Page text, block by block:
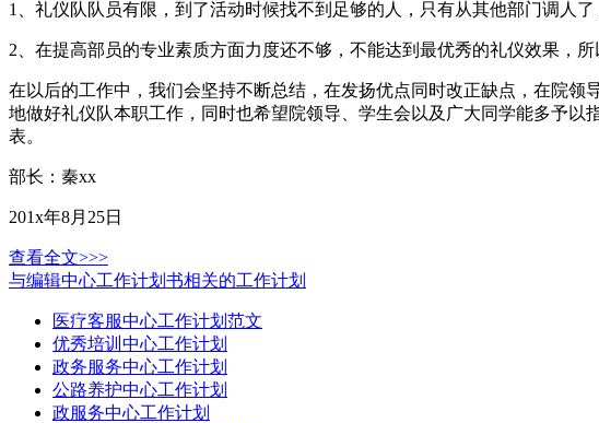
1、礼仪队队员有限，到了活动时候找不到足够的人，只有从其他部门调人
2、在提高部员的专业素质方面力度还不够，不能达到最优秀的礼仪效果，
在以后的工作中，我们会坚持不断总结，在发扬优点同时改正缺点，在院
地做好礼仪队本职工作，同时也希望院领导、学生会以及广大同学能多予
表。
部长：秦xx
201x年8月25日
查看全文>>>
与编辑中心工作计划书相关的工作计划
医疗客服中心工作计划范文
优秀培训中心工作计划
政务服务中心工作计划
公路养护中心工作计划
政服务中心工作计划